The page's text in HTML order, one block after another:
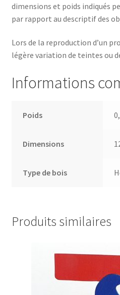
dimensions et poids indiqués
par rapport au descriptif des
Lors de la reproduction d’un
légère variation de teintes ou
Informations
Poids
Dimensions
Type de bois
Produits similaires